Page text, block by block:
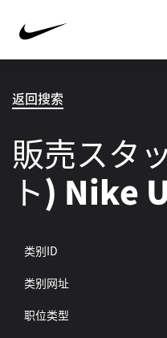
返回搜索
販売スタ
ト) Nike
类别ID
类别网址
职位类型